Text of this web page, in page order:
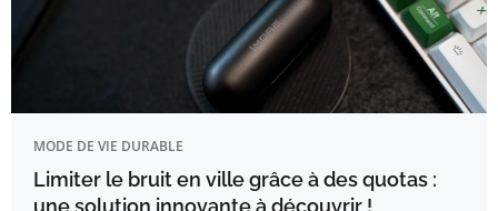
MODE DE VIE DURABLE
Limiter le bruit en ville grâce à des quotas :
une solution innovante à découvrir !